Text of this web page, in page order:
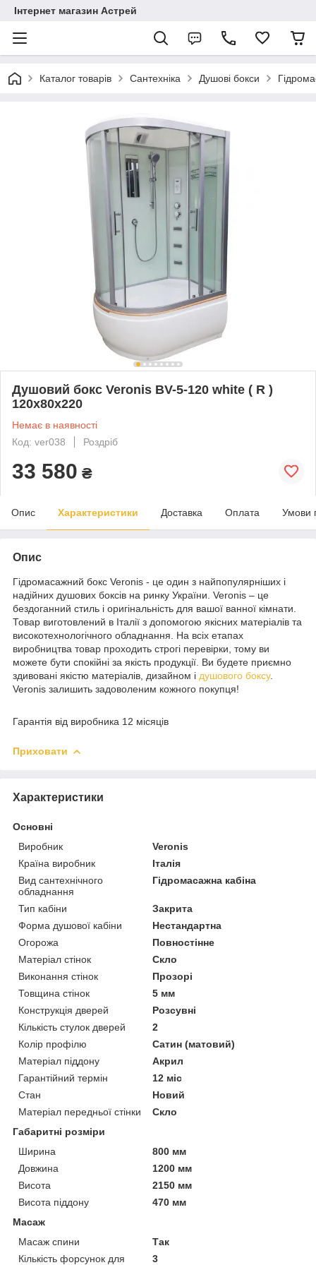
Інтернет магазин Астрей
Каталог товарів Сантехніка Душові бокси
Душовий бокс Veronis BV-5-120 white ( R )
120х80х220
Немає в наявності
Код: ver038
Роздріб
33 580 ₴
Опис Характеристики Доставка Оплата Умови
Опис
Гідромасажний бокс Veronis - це один з найпопулярніших і
надійних душових боксів на ринку України. Veronis – це
бездоганний стиль і оригінальність для вашої ванної кімнати.
Товар виготовлений в Італії з допомогою якісних матеріалів та
високотехнологічного обладнання. На всіх етапах
виробництва товар проходить строгі перевірки, тому ви
можете бути спокійні за якість продукції. Ви будете приємно
здивовані якістю матеріалів, дизайном і душового боксу.
Veronis залишить задоволеним кожного покупця!
Гарантія від виробника 12 місяців
Приховати
Характеристики
Основні
Виробник
Veronis
Країна виробник
Італія
Вид сантехнічного
обладнання
Гідромасажна кабіна
Тип кабіни
Закрита
Форма душової кабіни
Нестандартна
Огорожа
Повностінне
Матеріал стінок
Скло
Виконання стінок
Прозорі
Товщина стінок
5 мм
Конструкція дверей
Розсувні
Кількість стулок дверей
2
Колір профілю
Сатин (матовий)
Матеріал піддону
Акрил
Гарантійний термін
12 міс
Стан
Новий
Матеріал передньої стінки
Скло
Габаритні розміри
Ширина
800 мм
Довжина
1200 мм
Висота
2150 мм
Висота піддону
470 мм
Масаж
Масаж спини
Так
Кількість форсунок для
3